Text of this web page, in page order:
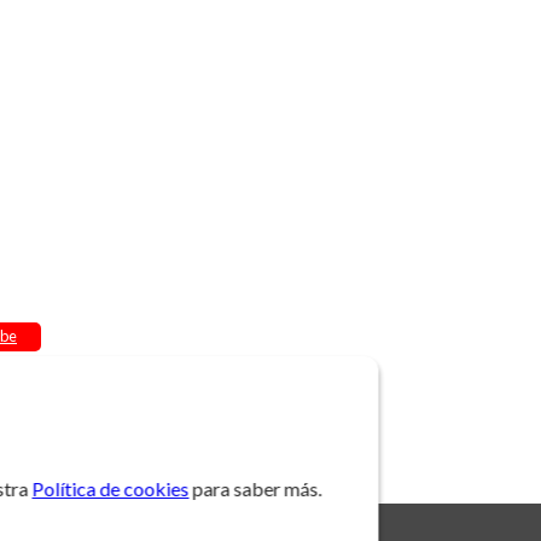
Política de cookiespara saber más.